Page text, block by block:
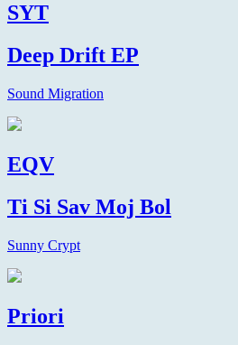
SYT
Deep Drift EP
Sound Migration
EQV
Ti Si Sav Moj Bol
Sunny Crypt
Priori